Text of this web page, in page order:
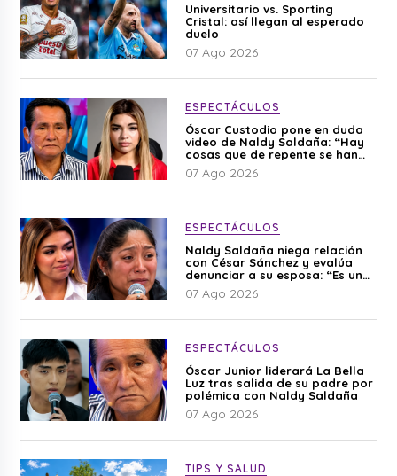
Universitario vs. Sporting
Cristal: así llegan al esperado
duelo
07 Ago 2026
ESPECTÁCULOS
Óscar Custodio pone en duda
video de Naldy Saldaña: “Hay
cosas que de repente se han
editado”
07 Ago 2026
ESPECTÁCULOS
Naldy Saldaña niega relación
con César Sánchez y evalúa
denunciar a su esposa: “Es una
difamación”
07 Ago 2026
ESPECTÁCULOS
Óscar Junior liderará La Bella
Luz tras salida de su padre por
polémica con Naldy Saldaña
07 Ago 2026
TIPS Y SALUD